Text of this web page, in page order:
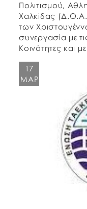
Πολιτισμού,
Χαλκίδας
των
συνεργασία με
Κοινότητες και
έχει ξεκινήσει
σας καλούμε να
17
ΜΑΡ